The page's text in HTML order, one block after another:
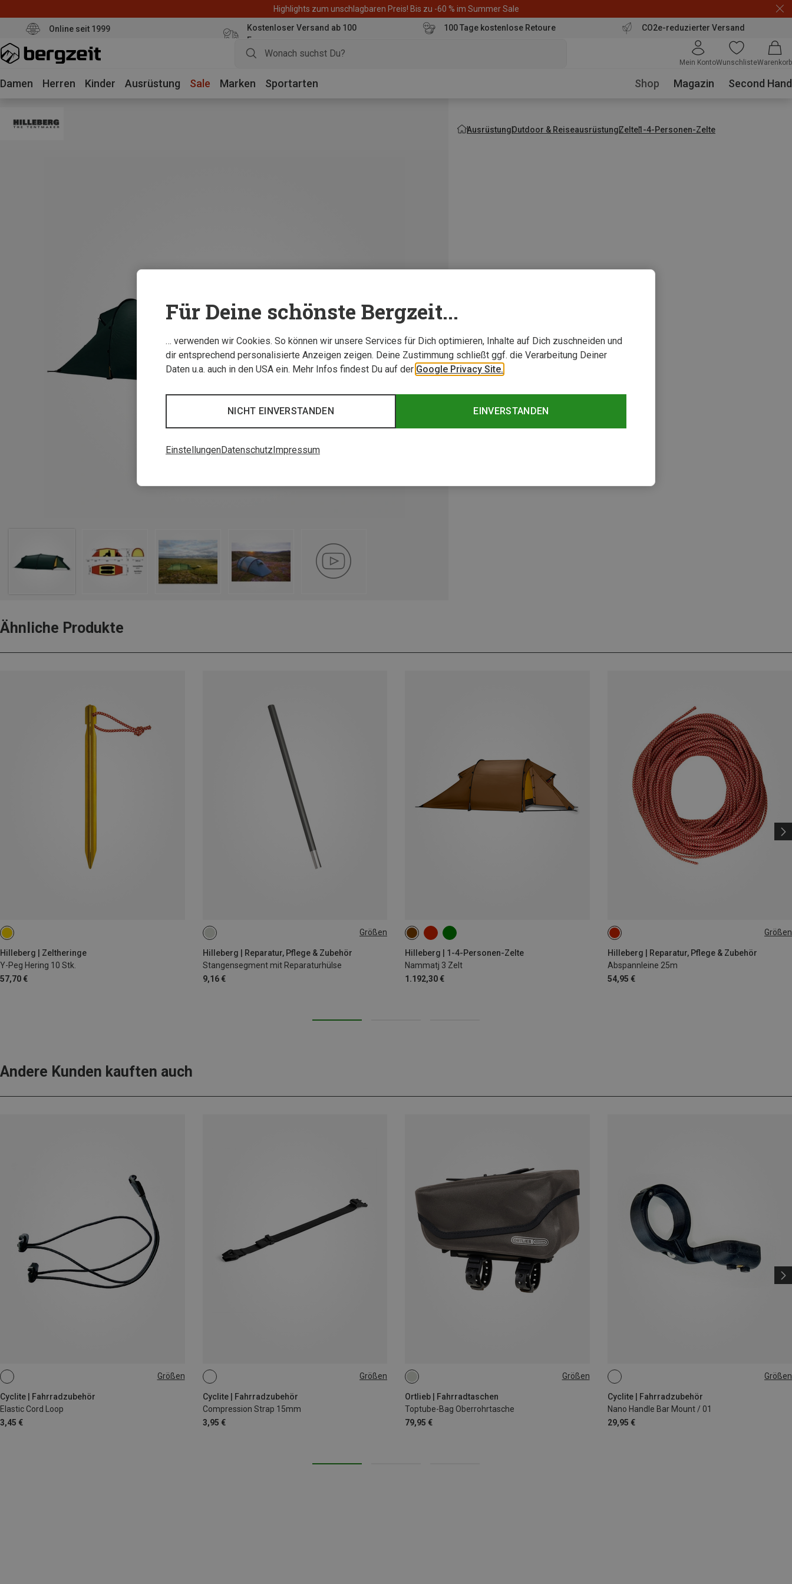
Highlights zum unschlagbaren Preis! Bis zu -60 % im Summer Sale
Online seit 1999
Kostenloser Versand ab 100
Euro
100 Tage kostenlose Retoure CO2e-reduzierter Versand
Mein KontoWunschlisteWarenkorb
Damen Herren Kinder Ausrüstung Sale Marken Sportarten Shop Magazin Second Hand
AusrüstungOutdoor & ReiseausrüstungZelte1-4-Personen-Zelte
Ähnliche Produkte
Hilleberg | Zeltheringe
Y-Peg Hering 10 Stk.
57,70 €
Größen
Hilleberg | Reparatur, Pflege & Zubehör
Stangensegment mit Reparaturhülse
9,16 €
10MM
Hilleberg | 1-4-Personen-Zelte
Nammatj 3 Zelt
1.192,30 €
Größen
Hilleberg | Reparatur, Pflege & Zubehör
Abspannleine 25m
54,95 €
3MM
Andere Kunden kauften auch
Größen
Cyclite | Fahrradzubehör
Elastic Cord Loop
3,45 €
90CM Größen
Cyclite | Fahrradzubehör
Compression Strap 15mm
3,95 €
44CM Größen
Ortlieb | Fahrradtaschen
Toptube-Bag Oberrohrtasche
79,95 €
1.5L Größen
Cyclite | Fahrradzubehör
Nano Handle Bar Mount / 01
29,95 €
ONE SIZE
Für Deine schönste Bergzeit...
… verwenden wir Cookies. So können wir unsere Services für Dich optimieren, Inhalte auf Dich zuschneiden und
dir entsprechend personalisierte Anzeigen zeigen. Deine Zustimmung schließt ggf. die Verarbeitung Deiner
Daten u.a. auch in den USA ein. Mehr Infos findest Du auf der Google Privacy Site.
EINVERSTANDEN
NICHT EINVERSTANDEN
EinstellungenDatenschutz Impressum